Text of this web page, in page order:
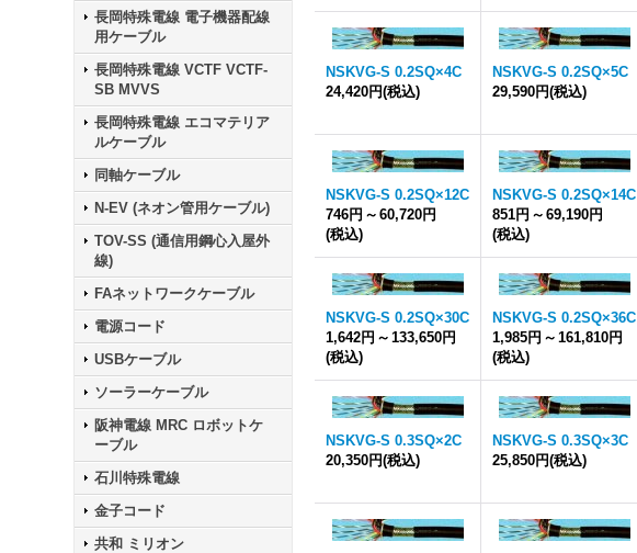
長岡特殊電線 電子機器配線
用ケーブル
長岡特殊電線 VCTF VCTF-
SB MVVS
長岡特殊電線 エコマテリア
ルケーブル
同軸ケーブル
N-EV (ネオン管用ケーブル)
TOV-SS (通信用鋼心入屋外
線)
FAネットワークケーブル
電源コード
USBケーブル
ソーラーケーブル
阪神電線 MRC ロボットケ
ーブル
石川特殊電線
金子コード
共和 ミリオン
NSKVG-S 0.2SQ×4C
24,420円(税込)
NSKVG-S 0.2SQ×5C
29,590円(税込)
NSKVG-S 0.2SQ×12C
746円 ～ 60,720円
(税込)
NSKVG-S 0.2SQ×14C
851円 ～ 69,190円
(税込)
NSKVG-S 0.2SQ×30C
1,642円 ～ 133,650円
(税込)
NSKVG-S 0.2SQ×36C
1,985円 ～ 161,810円
(税込)
NSKVG-S 0.3SQ×2C
20,350円(税込)
NSKVG-S 0.3SQ×3C
25,850円(税込)